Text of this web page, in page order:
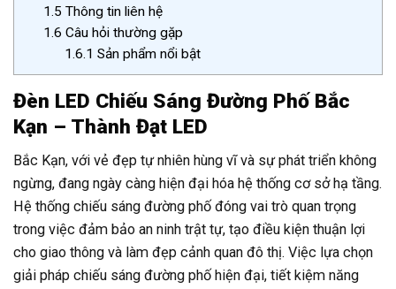
1.5 Thông tin liên hệ
1.6 Câu hỏi thường gặp
1.6.1 Sản phẩm nổi bật
Đèn LED Chiếu Sáng Đường Phố Bắc
Kạn – Thành Đạt LED
Bắc Kạn, với vẻ đẹp tự nhiên hùng vĩ và sự phát triển không
ngừng, đang ngày càng hiện đại hóa hệ thống cơ sở hạ tầng.
Hệ thống chiếu sáng đường phố đóng vai trò quan trọng
trong việc đảm bảo an ninh trật tự, tạo điều kiện thuận lợi
cho giao thông và làm đẹp cảnh quan đô thị. Việc lựa chọn
giải pháp chiếu sáng đường phố hiện đại, tiết kiệm năng